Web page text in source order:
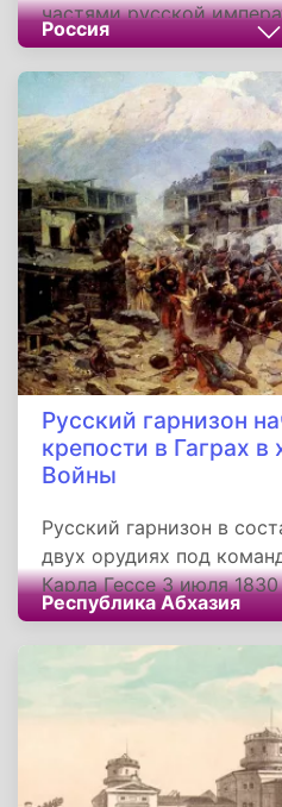
частями русской
войском османской
Россия
Русский гарнизон
крепости в Гаграх в
Войны
Русский гарнизон в
двух орудиях под
Карла Гессе 3 июля
обороне крепости в
ночью отбивали
от жестокой малярии.
эпизода Кавказской
использование местных
принимали самое
рукопашных схватках
Республика Абхазия